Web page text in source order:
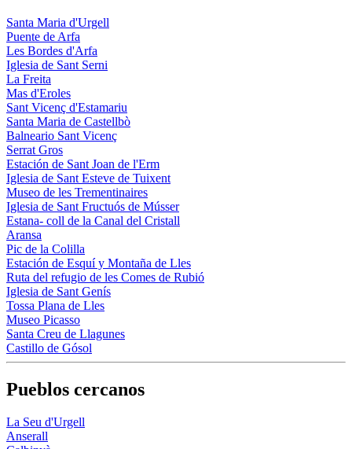
Santa Maria d'Urgell
Puente de Arfa
Les Bordes d'Arfa
Iglesia de Sant Serni
La Freita
Mas d'Eroles
Sant Vicenç d'Estamariu
Santa Maria de Castellbò
Balneario Sant Vicenç
Serrat Gros
Estación de Sant Joan de l'Erm
Iglesia de Sant Esteve de Tuixent
Museo de les Trementinaires
Iglesia de Sant Fructuós de Músser
Estana- coll de la Canal del Cristall
Aransa
Pic de la Colilla
Estación de Esquí y Montaña de Lles
Ruta del refugio de les Comes de Rubió
Iglesia de Sant Genís
Tossa Plana de Lles
Museo Picasso
Santa Creu de Llagunes
Castillo de Gósol
Pueblos cercanos
La Seu d'Urgell
Anserall